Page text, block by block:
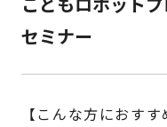
セミナー
【こんな方におすす